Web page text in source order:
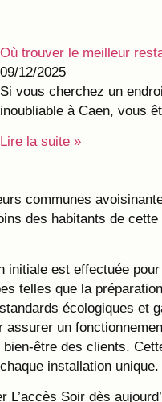
Où trouver le meilleur
09/12/2025
Si vous cherchez un
inoubliable à Caen, vous
Lire la suite »
communes
des habitants de
est effectuée
telles que la
écologiques et
un
être des clients.
installation unique.
Soir dès